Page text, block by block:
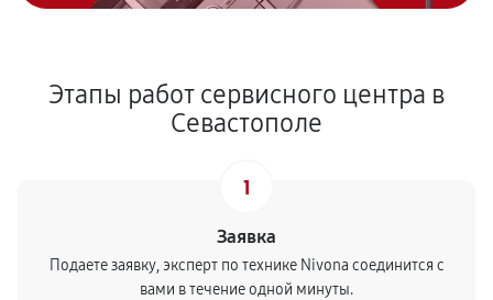
Этапы работ сервисного центра в
Севастополе
1
Заявка
Подаете заявку, эксперт по технике Nivona соединится с
вами в течение одной минуты.